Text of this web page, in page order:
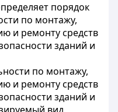
порядок
по монтажу,
и ремонту средств
зданий и
по монтажу,
и ремонту средств
зданий и